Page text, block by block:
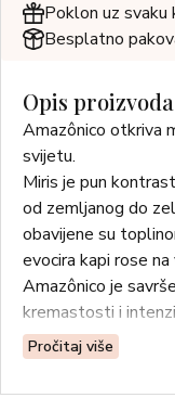
Poklon uz svaku
Besplatno
Opis proizvoda
Amazônico otkriva
svijetu.
Miris je pun
od zemljanog do
obavijene su
evocira kapi rose
Amazônico je
kremastosti i
Mirisna porodica:
Pročitaj više